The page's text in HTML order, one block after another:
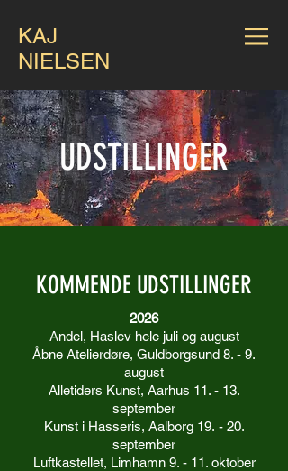
KAJ
NIELSEN
UDSTILLINGER
KOMMENDE UDSTILLINGER
2026
Andel, Haslev hele juli og august
Åbne Atelierdøre, Guldborgsund 8. - 9.
august
Alletiders Kunst, Aarhus 11. - 13.
september
Kunst i Hasseris, Aalborg 19. - 20.
september
Luftkastellet, Limhamn 9. - 11. oktober